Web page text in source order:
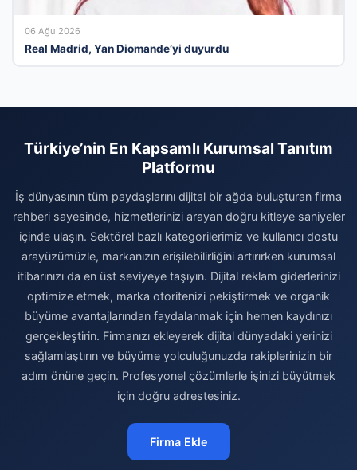
06 Ağu 2026
Real Madrid, Yan Diomande’yi duyurdu
Türkiye’nin En Kapsamlı Kurumsal Tanıtım
Platformu
İş dünyasının tüm paydaşlarını dijital bir ağda buluşturan firma
rehberi sayesinde, hizmetlerinizi arayan doğru kitleye saniyeler
içinde ulaşın. Sektörel bazlı kategorilerimiz ve kullanıcı dostu
arayüzümüzle, markanızın erişilebilirliğini artırırken kurumsal
itibarınızı da en üst seviyeye taşıyın. Dijital reklam giderlerinizi
optimize etmek, marka otoritenizi pekiştirmek ve organik
büyüme avantajlarından faydalanmak için hemen kaydınızı
gerçekleştirin. Firmanızı ekleyerek dijital dünyadaki yerinizi
sağlamlaştırın ve büyüme yolculuğunuzda rakiplerinizin bir
adım önüne geçin. Profesyonel çözümlerle işinizi büyütmek
için doğru adrestesiniz.
Firma Ekle